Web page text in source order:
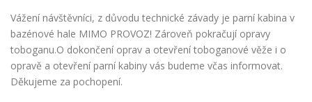
Vážení návštěvníci, z důvodu technické závady je parní kabina v
bazénové hale MIMO PROVOZ! Zároveň pokračují opravy
toboganu.O dokončení oprav a otevření toboganové věže i o
opravě a otevření parní kabiny vás budeme včas informovat.
Děkujeme za pochopení.